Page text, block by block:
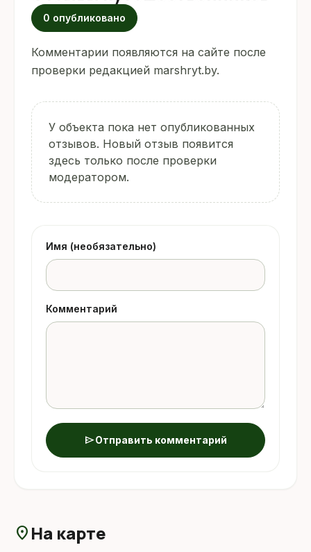
0 опубликовано
Комментарии появляются на сайте после
проверки редакцией marshryt.by.
У объекта пока нет опубликованных
отзывов. Новый отзыв появится
здесь только после проверки
модератором.
Имя (необязательно)
Комментарий
sendОтправить комментарий
location_on На карте